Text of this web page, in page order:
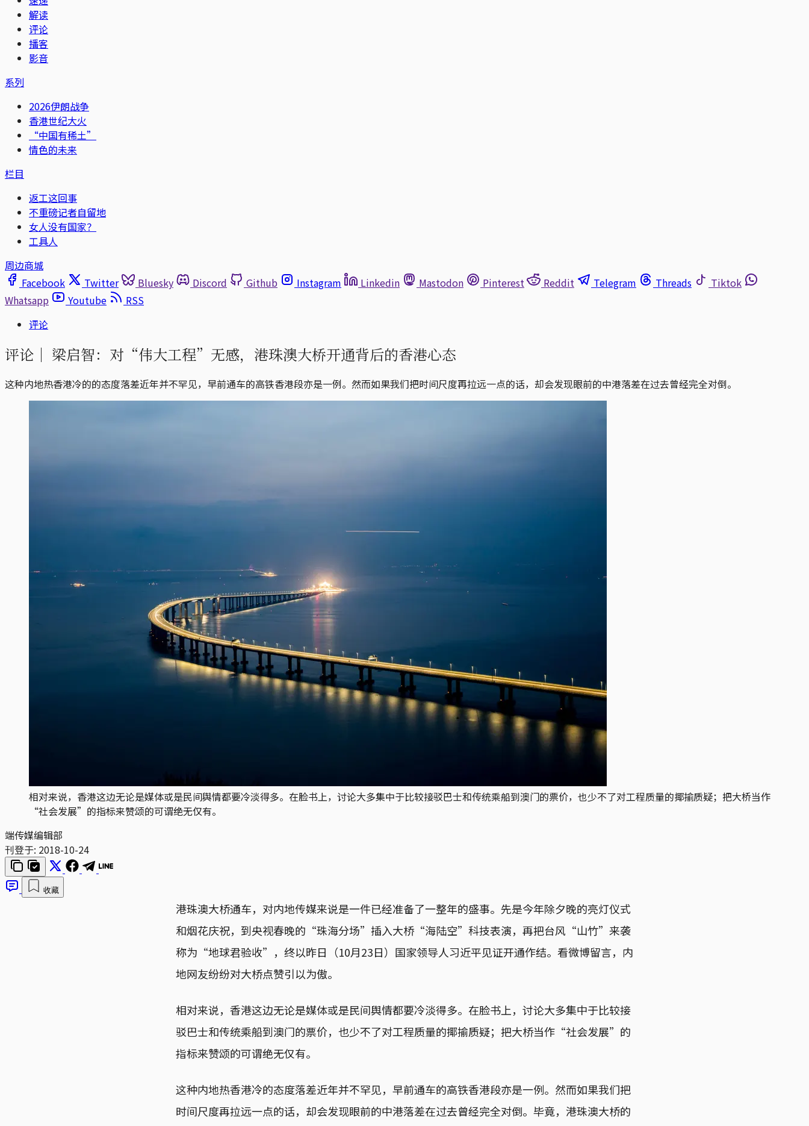
解读
评论
播客
影音
系列
2026伊朗战争
香港世纪大火
“中国有稀土”
情色的未来
栏目
返工这回事
不重磅记者自留地
女人没有国家？
工具人
周边商城
Facebook
Twitter Bluesky Discord Github Instagram Linkedin Mastodon Pinterest Reddit Telegram Threads
Tiktok
Whatsapp
Youtube
RSS
评论
评论｜ 梁启智：对“伟大工程”无感，港珠澳大桥开通背后的香港心态
这种内地热香港冷的的态度落差近年并不罕见，早前通车的高铁香港段亦是一例。然而如果我们把时间尺度再拉远一点的话，却会发现眼前的中港落差在过去曾经完全对倒。
相对来说，香港这边无论是媒体或是民间舆情都要冷淡得多。在脸书上，讨论大多集中于比较接驳巴士和传统乘船到澳门的票价，也少不了对工程质量的揶揄质疑；把大桥当作
“社会发展”的指标来赞颂的可谓绝无仅有。
端传媒编辑部
刊登于: 2018-10-24
收藏
港珠澳大桥通车，对内地传媒来说是一件已经准备了一整年的盛事。先是今年除夕晚的亮灯仪式
和烟花庆祝，到央视春晚的“珠海分场”插入大桥“海陆空”科技表演，再把台风“山竹”来袭
称为“地球君验收”，终以昨日（10月23日）国家领导人习近平见证开通作结。看微博留言，内
地网友纷纷对大桥点赞引以为傲。
相对来说，香港这边无论是媒体或是民间舆情都要冷淡得多。在脸书上，讨论大多集中于比较接
驳巴士和传统乘船到澳门的票价，也少不了对工程质量的揶揄质疑；把大桥当作“社会发展”的
指标来赞颂的可谓绝无仅有。
这种内地热香港冷的态度落差近年并不罕见，早前通车的高铁香港段亦是一例。然而如果我们把
时间尺度再拉远一点的话，却会发现眼前的中港落差在过去曾经完全对倒。毕竟，港珠澳大桥的